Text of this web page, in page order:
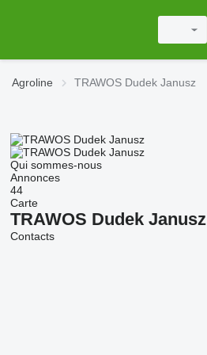
Agroline TRAWOS Dudek Janusz
Qui sommes-nous
Annonces
44
Carte
TRAWOS Dudek Janusz
Contacts